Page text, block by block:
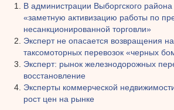
В администрации Выборгского района
«заметную активизацию работы по
несанкционированной торговли»
Эксперт не опасается возвращения
таксомоторных перевозок «черных
Эксперт: рынок железнодорожных
восстановление
Эксперты коммерческой
рост цен на рынке